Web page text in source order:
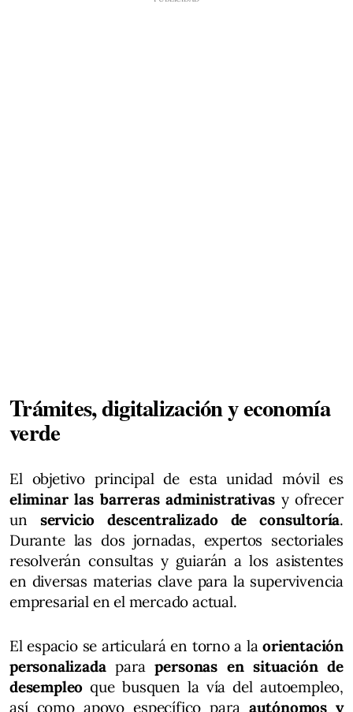
Trámites, digitalización y economía
verde
El objetivo principal de esta unidad móvil es
eliminar las barreras administrativasy ofrecer
un servicio descentralizado de consultoría.
Durante las dos jornadas, expertos sectoriales
resolverán consultas y guiarán a los asistentes
en diversas materias clave para la supervivencia
empresarial en el mercado actual.
El espacio se articulará en torno a laorientación
personalizadaparapersonas en situación de
desempleo que busquen la vía del autoempleo,
así como apoyo específico para autónomos y